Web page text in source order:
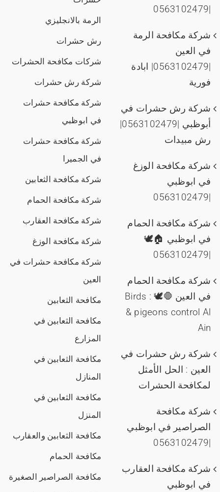
|0563102479
شركة مكافحة الرمة
في العين
|0563102479| ابادة
فورية
شركة رش حشرات في
أبوظبي |0563102479|
رش مبيدات
شركة مكافحة الوزغ
في ابوظبي
|0563102479
شركة مكافحة الحمام
في ابوظبي 🏠🕊️
|0563102479
شركة مكافحة الحمام
في العين 🛑🕊️ : Birds
& pigeons control Al
Ain
شركة رش حشرات في
العين : الحل الأمثل
لمكافحة الحشرات
شركة مكافحة
الصراصير في ابوظبي
|0563102479
شركة مكافحة العقارب
في ابوظبي
الرمة بالانجليزي
رش حشرات
شركات مكافحة الحشرات
شركة رش حشرات
شركة مكافحة حشرات
في ابوظبي
شركة مكافحة حشرات
في الجميرا
شركة مكافحة الثعابين
شركة مكافحة الحمام
شركة مكافحة العقارب
شركة مكافحة الوزغ
شركة مكافحة حشرات في
العين
مكافحة الثعابين
مكافحة الثعابين في
المزارع
مكافحة الثعابين في
المنازل
مكافحة الثعابين في
المنزل
مكافحة الثعابين والعقارب
مكافحة الحمام
مكافحة الصراصير الصغيرة